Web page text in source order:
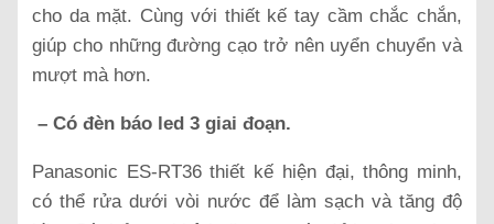
cho da mặt. Cùng với thiết kế tay cầm chắc chắn,
giúp cho những đường cạo trở nên uyển chuyển và
mượt mà hơn.
– Có đèn báo led 3 giai đoạn.
Panasonic ES-RT36 thiết kế hiện đại, thông minh,
có thể rửa dưới vòi nước để làm sạch và tăng độ